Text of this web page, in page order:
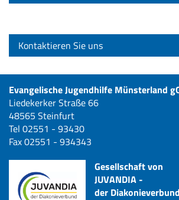
Kontaktieren Sie uns
Evangelische Jugendhilfe Münsterland
Liedekerker Straße 66
48565 Steinfurt
Tel 02551 - 93430
Fax 02551 - 934343
Gesellschaft von
JUVANDIA -
der